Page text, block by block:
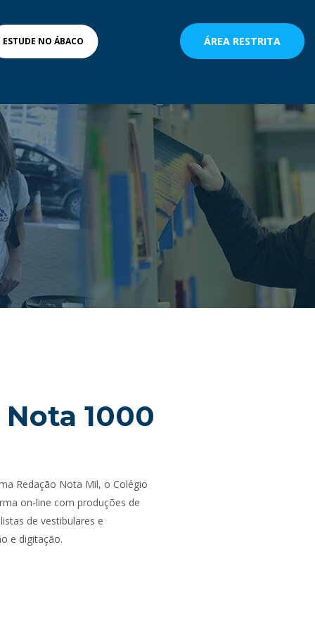
ESTUDE NO ÁBACO ÁREA RESTRITA
Nota 1000
Redação Nota Mil, o Colégio
on-line com produções de
de vestibulares e
e digitação.